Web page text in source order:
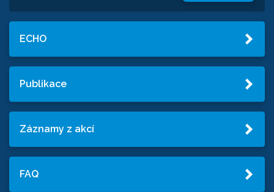
ECHO
Publikace
Záznamy z akcí
FAQ